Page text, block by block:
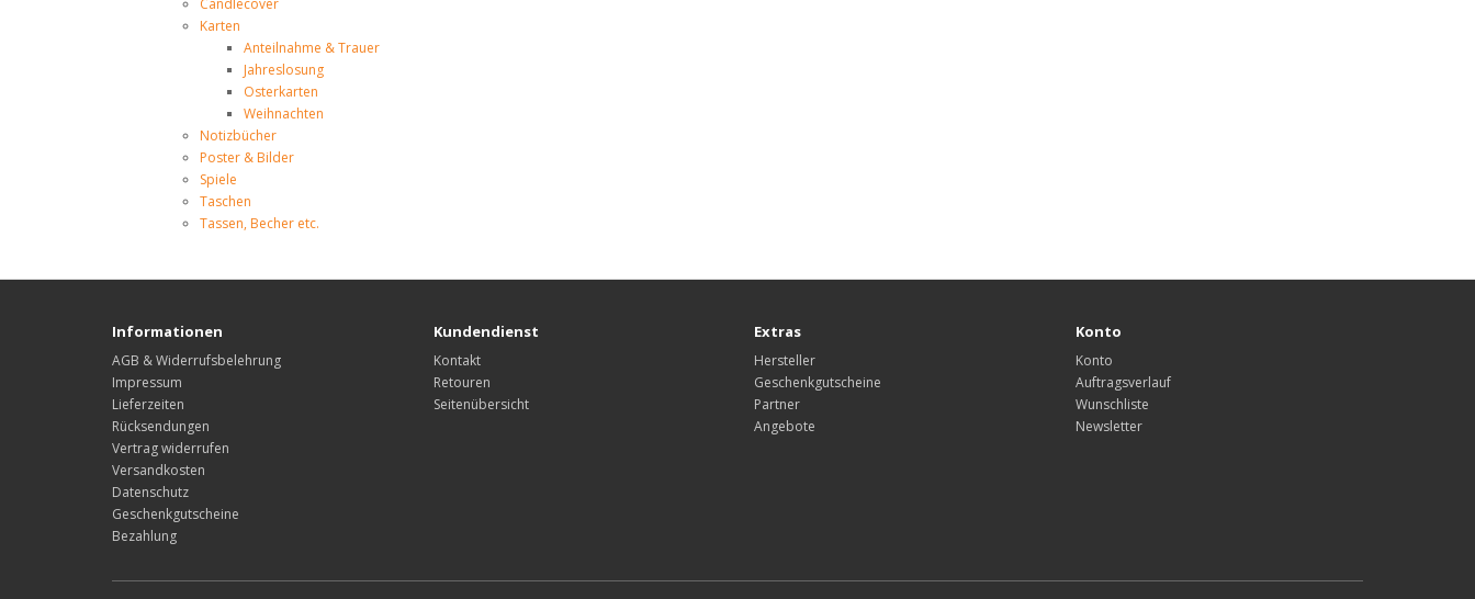
Karten
Anteilnahme & Trauer
Jahreslosung
Osterkarten
Weihnachten
Notizbücher
Poster & Bilder
Spiele
Taschen
Tassen, Becher etc.
Informationen
AGB & Widerrufsbelehrung
Impressum
Lieferzeiten
Rücksendungen
Vertrag widerrufen
Versandkosten
Datenschutz
Geschenkgutscheine
Bezahlung
Kundendienst
Kontakt
Retouren
Seitenübersicht
Extras
Hersteller
Geschenkgutscheine
Partner
Angebote
Konto
Konto
Auftragsverlauf
Wunschliste
Newsletter